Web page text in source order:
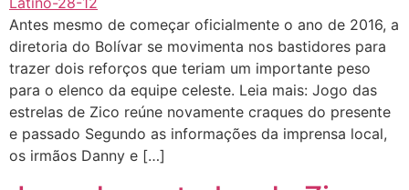
Antes mesmo de começar oficialmente o ano de 2016, a
diretoria do Bolívar se movimenta nos bastidores para
trazer dois reforços que teriam um importante peso
para o elenco da equipe celeste. Leia mais: Jogo das
estrelas de Zico reúne novamente craques do presente
e passado Segundo as informações da imprensa local,
os irmãos Danny e […]